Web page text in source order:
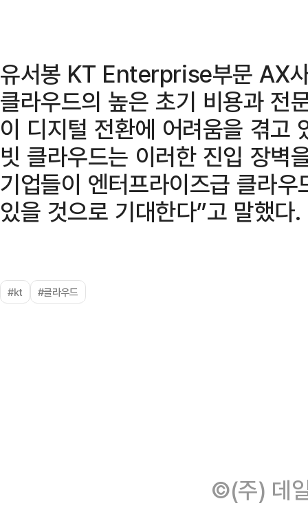
유서봉 KT Enterprise부문 AX
클라우드의 높은 초기 비용과 전
이 디지털 전환에 어려움을 겪고
빗 클라우드는 이러한 진입 장벽
기업들이 엔터프라이즈급 클라
있을 것으로 기대한다”고 말했다.
#kt #클라우드
©(주) 데